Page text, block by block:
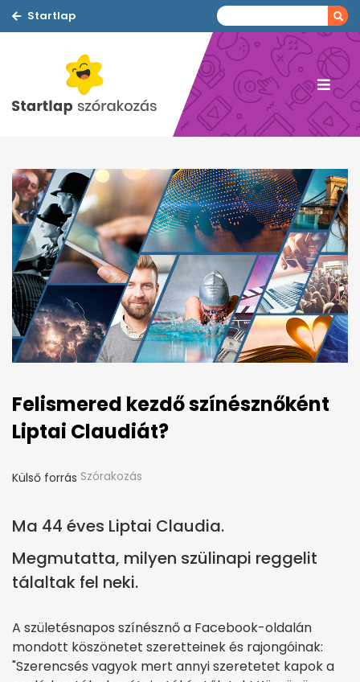
Startlap
Felismered kezdő színésznőként
Liptai Claudiát?
Külső forrás Szórakozás
Ma 44 éves Liptai Claudia.
Megmutatta, milyen szülinapi reggelit
tálaltak fel neki.
A születésnapos színésznő a Facebook-oldalán
mondott köszönetet szeretteinek és rajongóinak:
"Szerencsés vagyok mert annyi szeretetet kapok a